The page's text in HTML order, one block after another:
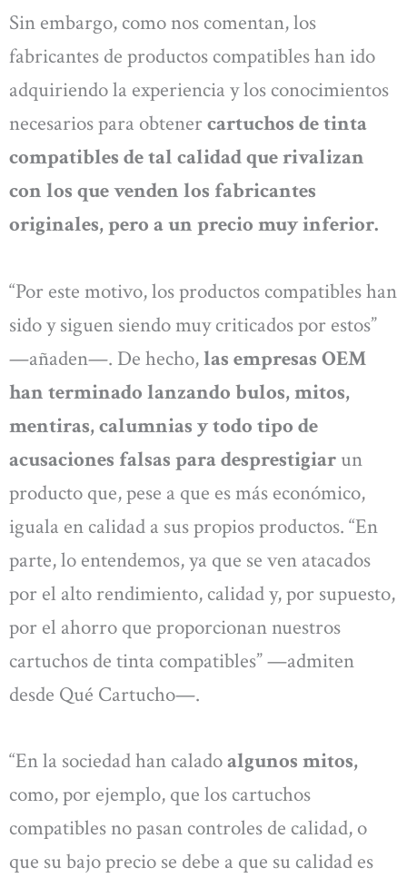
Sin embargo, como nos comentan, los
fabricantes de productos compatibles han ido
adquiriendo la experiencia y los conocimientos
necesarios para obtenercartuchos de tinta
compatibles de tal calidad que rivalizan
con los que venden los fabricantes
originales, pero a un precio muy inferior.
“Por este motivo, los productos compatibles han
sido y siguen siendo muy criticados por estos”
—añaden—. De hecho,las empresas OEM
han terminado lanzando bulos, mitos,
mentiras, calumnias y todo tipo de
acusaciones falsas para desprestigiar un
producto que, pese a que es más económico,
iguala en calidad a sus propios productos. “En
parte, lo entendemos, ya que se ven atacados
por el alto rendimiento, calidad y, por supuesto,
por el ahorro que proporcionan nuestros
cartuchos de tinta compatibles” —admiten
desde Qué Cartucho—.
“En la sociedad han caladoalgunos mitos,
como, por ejemplo, que los cartuchos
compatibles no pasan controles de calidad, o
que su bajo precio se debe a que su calidad es